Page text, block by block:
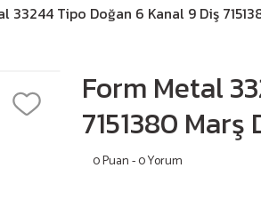
33244 Tipo Doğan 6 Kanal 9 Diş
Form Metal
7151380 Marş
0 Puan - 0 Yorum